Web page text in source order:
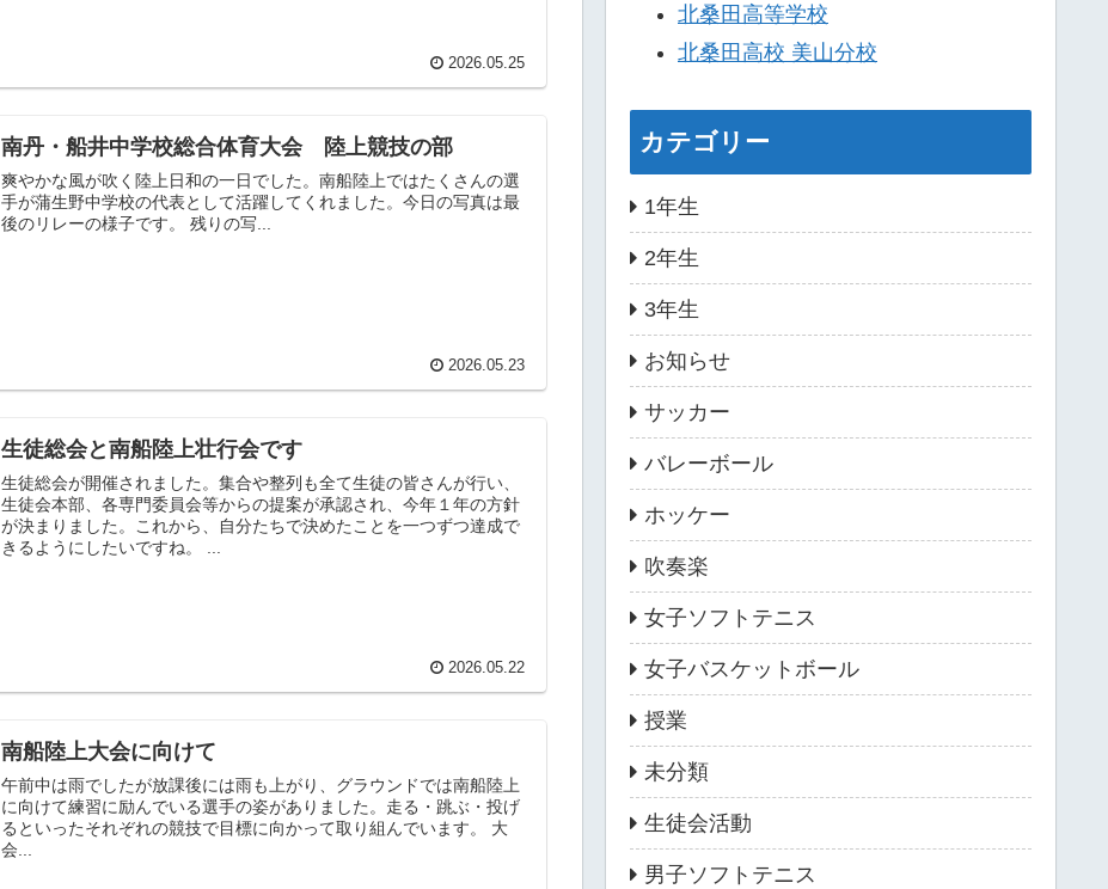
2026.05.25
南丹・船井中学校総合体育大会 陸上競技の部
爽やかな風が吹く陸上日和の一日でした。南船陸上ではたくさんの選
手が蒲生野中学校の代表として活躍してくれました。今日の写真は最
後のリレーの様子です。 残りの写...
2026.05.23
生徒総会と南船陸上壮行会です
生徒総会が開催されました。集合や整列も全て生徒の皆さんが行い、
生徒会本部、各専門委員会等からの提案が承認され、今年１年の方針
が決まりました。これから、自分たちで決めたことを一つずつ達成で
きるようにしたいですね。 ...
2026.05.22
南船陸上大会に向けて
午前中は雨でしたが放課後には雨も上がり、グラウンドでは南船陸上
に向けて練習に励んでいる選手の姿がありました。走る・跳ぶ・投げ
るといったそれぞれの競技で目標に向かって取り組んでいます。 大
会...
北桑田高等学校
北桑田高校 美山分校
カテゴリー
1年生
2年生
3年生
お知らせ
サッカー
バレーボール
ホッケー
吹奏楽
女子ソフトテニス
女子バスケットボール
授業
未分類
生徒会活動
男子ソフトテニス